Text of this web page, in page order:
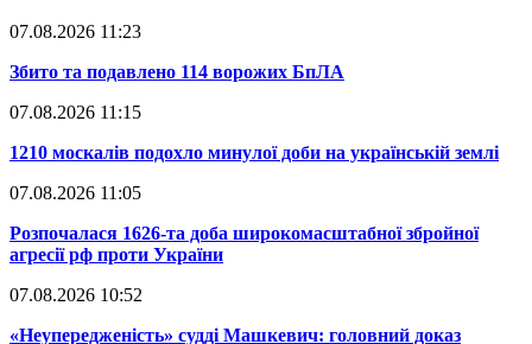
07.08.2026 11:23
​Збито та подавлено 114 ворожих БпЛА
07.08.2026 11:15
​1210 москалів подохло минулої доби на українській землі
07.08.2026 11:05
​Розпочалася 1626-та доба широкомасштабної збройної
агресії рф проти України
07.08.2026 10:52
​«Неупередженість» судді Машкевич: головний доказ